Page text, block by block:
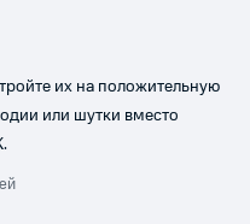
их на положительную
или шутки вместо